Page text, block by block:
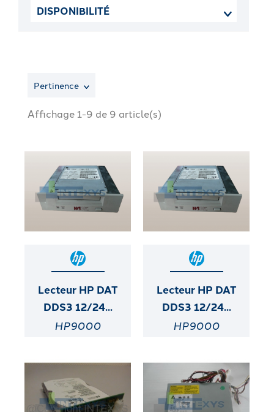
DISPONIBILITÉ
Pertinence
Affichage 1-9 de 9 article(s)
Lecteur HP DAT
DDS3 12/24...
HP9000
Lecteur HP DAT
DDS3 12/24...
HP9000